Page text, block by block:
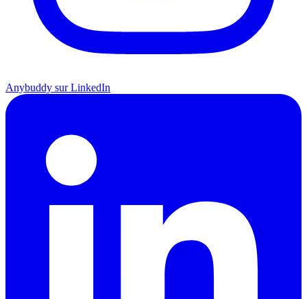
Anybuddy sur LinkedIn